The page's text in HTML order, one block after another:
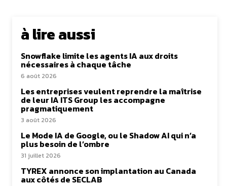
à lire aussi
Snowflake limite les agents IA aux droits
nécessaires à chaque tâche
6 août 2026
Les entreprises veulent reprendre la maîtrise
de leur IA ITS Group les accompagne
pragmatiquement
3 août 2026
Le Mode IA de Google, ou le Shadow AI qui n’a
plus besoin de l’ombre
31 juillet 2026
TYREX annonce son implantation au Canada
aux côtés de SECLAB